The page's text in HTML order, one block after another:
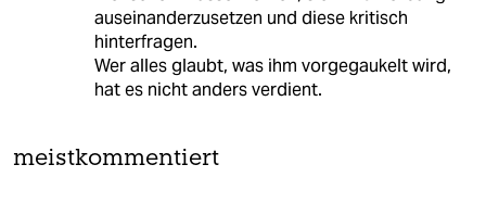
auseinanderzusetzen und diese kritisch
hinterfragen.
Wer alles glaubt, was ihm vorgegaukelt wird,
hat es nicht anders verdient.
meistkommentiert